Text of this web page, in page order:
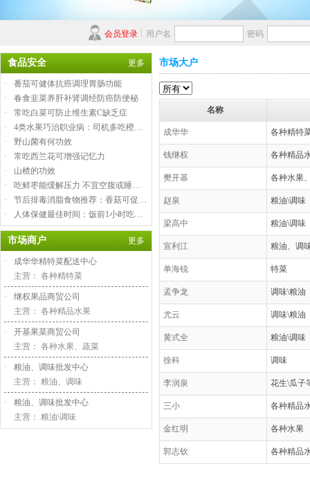
会员登录 用户名 密码
食品安全 更多
·
番茄可健体抗癌调理胃肠功能
·
春食韭菜养肝补肾调经防癌防便秘
·
常吃白菜可防止维生素C缺乏症
·
4类水果巧治职业病：司机多吃橙…
·
野山菌有何功效
·
常吃西兰花可增强记忆力
·
山楂的功效
·
吃鲜枣能缓解压力 不宜空腹或睡…
·
节后排毒消脂食物推荐：香菇可促…
·
人体保健最佳时间：饭前1小时吃…
市场商户 更多
·
成华华精特菜配送中心
主营： 各种精特菜
·
继权果品商贸公司
主营： 各种精品水果
·
开基果菜商贸公司
主营： 各种水果、蔬菜
·
粮油、调味批发中心
主营： 粮油、调味
·
粮油、调味批发中心
主营： 粮油\调味
市场大户
名称
成华华 各种精特
钱继权 各种精品
樊开基 各种水果
赵泉 粮油\调味
梁高中 粮油\调味
宣利江 粮油、调
单海锐 特菜
孟争龙 调味\粮油
尤云 调味\粮油
黄式全 粮油\调味
徐科 调味
李润泉 花生\瓜子
三小 各种精品
金红明 各种水果
郭志钦 各种精品